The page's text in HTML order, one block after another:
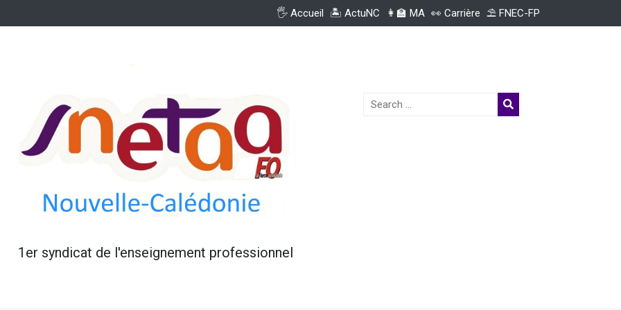
🖐️ Accueil 🏝️ ActuNC 👩‍🏫 MA 👀 Carrière ⛱️ FNEC-FP
1er syndicat de l'enseignement professionnel
Search